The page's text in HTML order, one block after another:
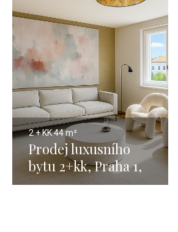
2 + KK44 m²
Prodej luxusního
bytu 2+kk, Praha 1,
Staré město – 44,3m²